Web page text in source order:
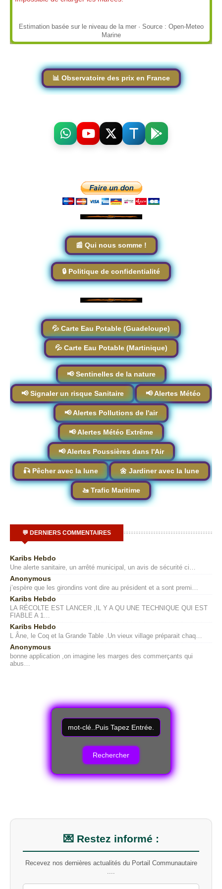
Estimation basée sur le niveau de la mer · Source : Open-Meteo
Marine
📊 Observatoire des prix en France
📰 Qui nous somme !
🔒 Politique de confidentialité
💦 Carte Eau Potable (Guadeloupe)
💦 Carte Eau Potable (Martinique)
📢 Sentinelles de la nature
📢 Signaler un risque Sanitaire 📢 Alertes Météo
📢 Alertes Pollutions de l'air
📢 Alertes Météo Extrême
📢 Alertes Poussières dans l'Air
🎣 Pêcher avec la lune 🌼 Jardiner avec la lune
🚤 Trafic Maritime
💬 DERNIERS COMMENTAIRES
Karibs Hebdo
Une alerte sanitaire, un arrêté municipal, un avis de sécurité ci…
Anonymous
j’espère que les girondins vont dire au président et a sont premi…
Karibs Hebdo
LA RÉCOLTE EST LANCER ,IL Y A QU UNE TECHNIQUE QUI EST
FIABLE A 1…
Karibs Hebdo
L Âne, le Coq et la Grande Table .Un vieux village préparait chaq…
Anonymous
bonne application ,on imagine les marges des commerçants qui
abus…
R
e
c
m
o
t
-
l
💌 Restez informé :
Recevez nos dernières actualités du Portail Communautaire
....